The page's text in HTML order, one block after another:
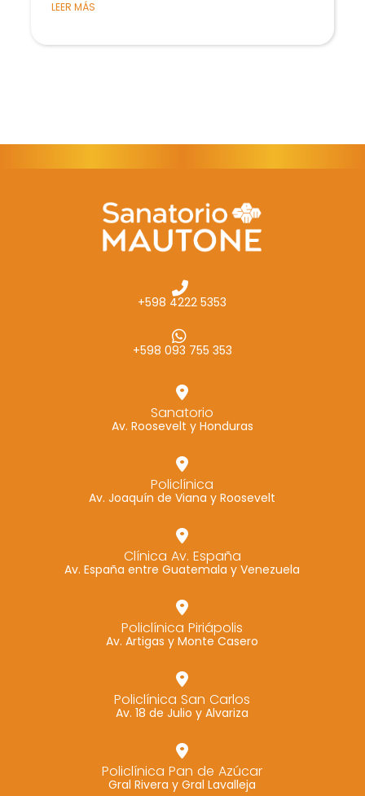
LEER MÁS
+598 4222 5353
+598 093 755 353
Sanatorio
Av. Roosevelt y Honduras
Policlínica
Av. Joaquín de Viana y Roosevelt
Clínica Av. España
Av. España entre Guatemala y Venezuela
Policlínica Piriápolis
Av. Artigas y Monte Casero
Policlínica San Carlos
Av. 18 de Julio y Alvariza
Policlínica Pan de Azúcar
Gral Rivera y Gral Lavalleja